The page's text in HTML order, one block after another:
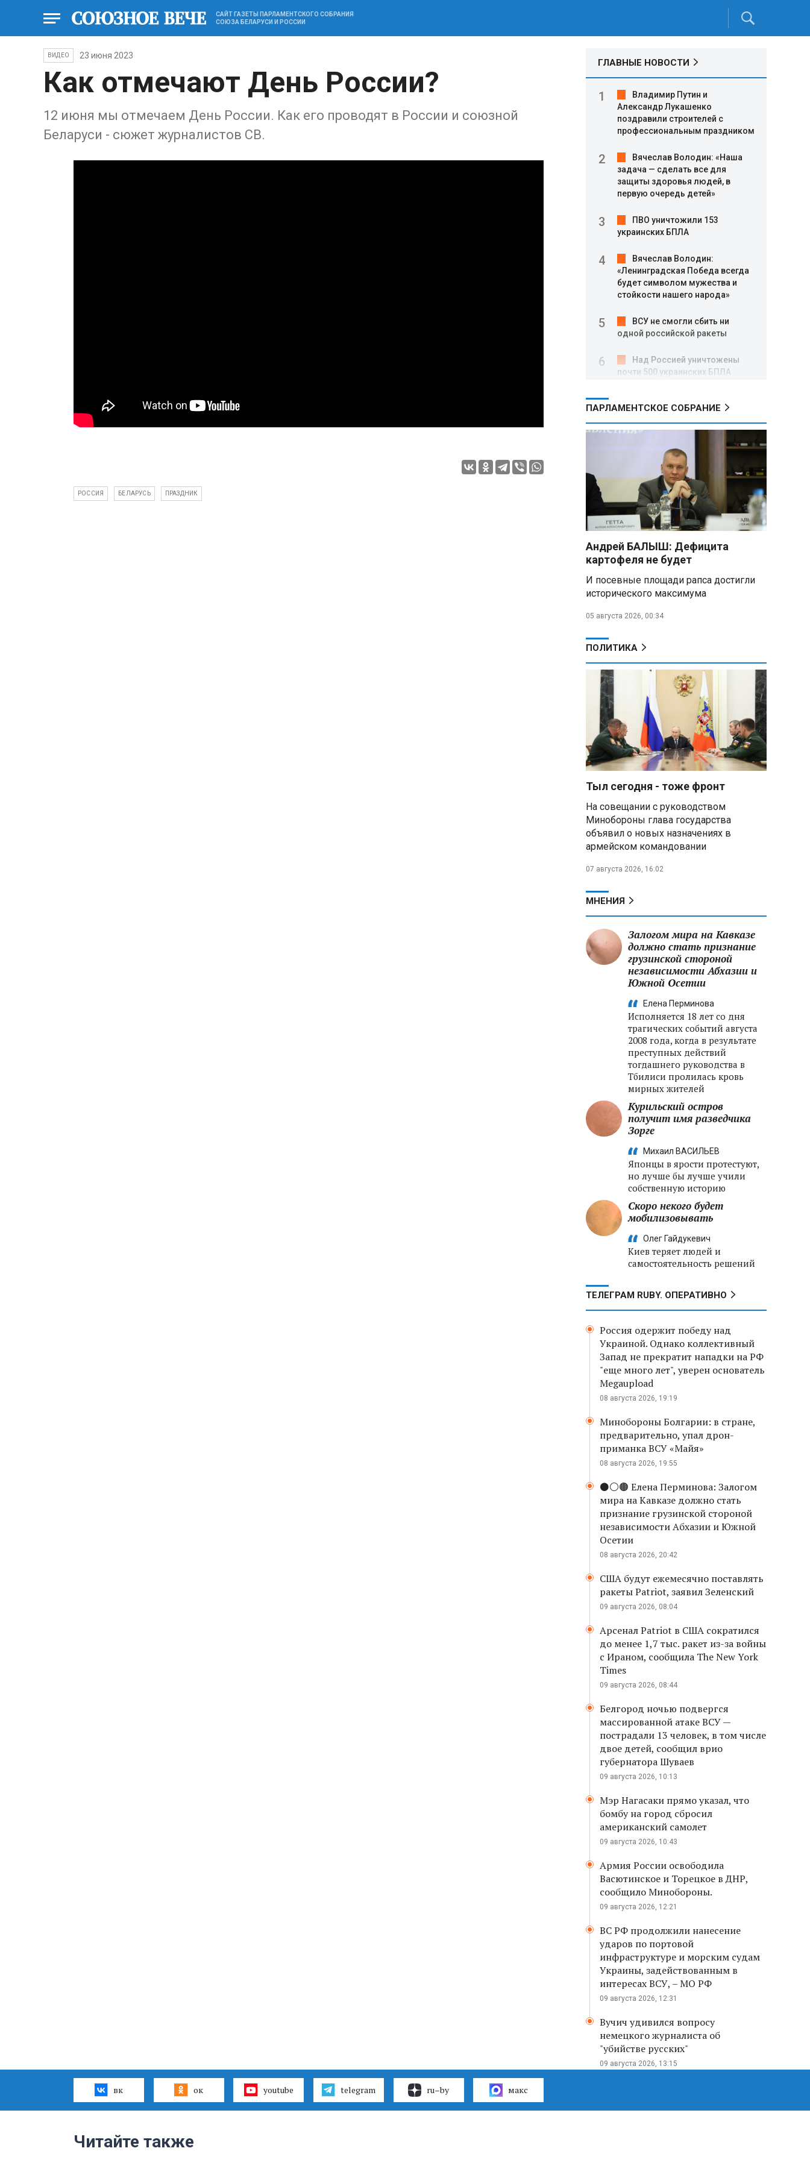
САЙТ ГАЗЕТЫ ПАРЛАМЕНТСКОГО СОБРАНИЯ
СОЮЗА БЕЛАРУСИ И РОССИИ
ВИДЕО 23 июня 2023
Как отмечают День России?
12 июня мы отмечаем День России. Как его проводят в России и союзной
Беларуси - сюжет журналистов СВ.
РОССИЯ БЕЛАРУСЬ ПРАЗДНИК
ГЛАВНЫЕ НОВОСТИ
Владимир Путин и
Александр Лукашенко
поздравили строителей с
профессиональным праздником
Вячеслав Володин: «Наша
задача — сделать все для
защиты здоровья людей, в
первую очередь детей»
ПВО уничтожили 153
украинских БПЛА
Вячеслав Володин:
«Ленинградская Победа всегда
будет символом мужества и
стойкости нашего народа»
ВСУ не смогли сбить ни
одной российской ракеты
Над Россией уничтожены
почти 500 украинских БПЛА
заработали нормы,
направленные на стабилизацию
на топливном рынке, и новые
меры поддержки участников
Александр Лукашенко о
торговых сетях: Почему к
сельчанам вышли только
единицы?
Премьер Литвы призвал не
пугать людей угрозой со
Александр Лукашенко
изготовленный по стандартам
В Белгородской области при
новых атаках ВСУ пострадали
еще четыре человека
Александр Лукашенко о
работе Белкоопсоюза: «Если это
так, это жуть»
Минск возглавил рейтинг
городов у российских туристов
Минобороны РФ: при
освобождении Анискино ВСУ
понесли большие потери, часть
военных сдалась в плен
Александр Лукашенко:
скупают пустующие дома в
ПАРЛАМЕНТСКОЕ СОБРАНИЕ
Андрей БАЛЫШ: Дефицита
картофеля не будет
И посевные площади рапса достигли
исторического максимума
05 августа 2026, 00:34
ПОЛИТИКА
Тыл сегодня - тоже фронт
На совещании с руководством
Минобороны глава государства
объявил о новых назначениях в
армейском командовании
07 августа 2026, 16:02
МНЕНИЯ
Залогом мира на Кавказе
должно стать признание
грузинской стороной
независимости Абхазии и
Южной Осетии
Елена Перминова
Исполняется 18 лет со дня
трагических событий августа
2008 года, когда в результате
преступных действий
тогдашнего руководства в
Тбилиси пролилась кровь
мирных жителей
Курильский остров
получит имя разведчика
Зорге
Михаил ВАСИЛЬЕВ
Японцы в ярости протестуют,
но лучше бы лучше учили
собственную историю
Скоро некого будет
мобилизовывать
Олег Гайдукевич
Киев теряет людей и
самостоятельность решений
ТЕЛЕГРАМ RUBY. ОПЕРАТИВНО
Россия одержит победу над
Украиной. Однако коллективный
Запад не прекратит нападки на РФ
"еще много лет", уверен основатель
Megaupload
08 августа 2026, 19:19
Минобороны Болгарии: в стране,
предварительно, упал дрон-
приманка ВСУ «Майя»
08 августа 2026, 19:55
⚫️⚪️🟤 Елена Перминова: Залогом
мира на Кавказе должно стать
признание грузинской стороной
независимости Абхазии и Южной
Осетии
08 августа 2026, 20:42
США будут ежемесячно поставлять
ракеты Patriot, заявил Зеленский
09 августа 2026, 08:04
Арсенал Patriot в США сократился
до менее 1,7 тыс. ракет из-за войны
с Ираном, сообщила The New York
Times
09 августа 2026, 08:44
Белгород ночью подвергся
массированной атаке ВСУ —
пострадали 13 человек, в том числе
двое детей, сообщил врио
губернатора Шуваев
09 августа 2026, 10:13
Мэр Нагасаки прямо указал, что
бомбу на город сбросил
американский самолет
09 августа 2026, 10:43
Армия России освободила
Васютинское и Торецкое в ДНР,
сообщило Минобороны.
09 августа 2026, 12:21
ВС РФ продолжили нанесение
ударов по портовой
инфраструктуре и морским судам
Украины, задействованным в
интересах ВСУ, – МО РФ
09 августа 2026, 12:31
Вучич удивился вопросу
немецкого журналиста об
"убийстве русских"
09 августа 2026, 13:15
вк ок youtube telegram ru–by макс
Читайте также